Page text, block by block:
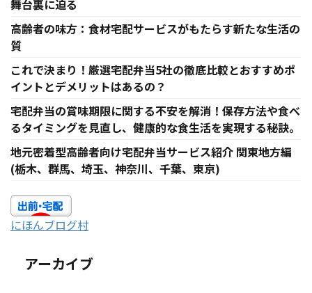
舞台裏に迫る
高齢者の味方：食材宅配サービスがもたらす新たな生活の
質
これで決まり！厳選宅配弁当5社の徹底比較とおすすめポ
イントとデメリットはあるの？
宅配弁当の賞味期限に関する不安を解消！保存方法や食べ
るタイミングを見直し、健康的な食生活を実現する秘訣。
地元密着型高齢者向け宅配弁当サービス紹介 関東地方編
(栃木、群馬、埼玉、神奈川、千葉、東京)
にほんブログ村
アーカイブ